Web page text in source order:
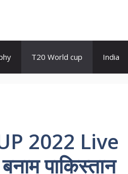
T20 World cup India
2022 Live
पाकिस्तान